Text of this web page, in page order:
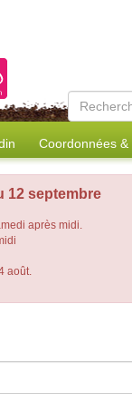
Coordonnées &
12 septembre
après midi.
août.